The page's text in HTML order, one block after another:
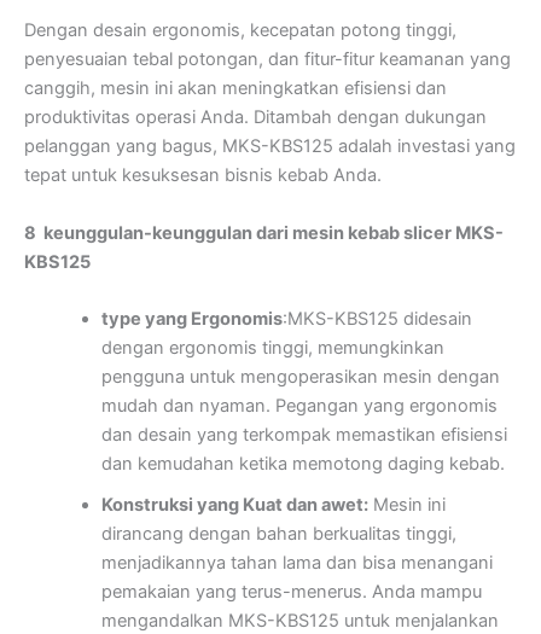
Dengan desain ergonomis, kecepatan potong tinggi,
penyesuaian tebal potongan, dan fitur-fitur keamanan yang
canggih, mesin ini akan meningkatkan efisiensi dan
produktivitas operasi Anda. Ditambah dengan dukungan
pelanggan yang bagus, MKS-KBS125 adalah investasi yang
tepat untuk kesuksesan bisnis kebab Anda.
8 keunggulan-keunggulan dari mesin kebab slicer MKS-
KBS125
type yang Ergonomis:MKS-KBS125 didesain
dengan ergonomis tinggi, memungkinkan
pengguna untuk mengoperasikan mesin dengan
mudah dan nyaman. Pegangan yang ergonomis
dan desain yang terkompak memastikan efisiensi
dan kemudahan ketika memotong daging kebab.
Konstruksi yang Kuat dan awet:Mesin ini
dirancang dengan bahan berkualitas tinggi,
menjadikannya tahan lama dan bisa menangani
pemakaian yang terus-menerus. Anda mampu
mengandalkan MKS-KBS125 untuk menjalankan